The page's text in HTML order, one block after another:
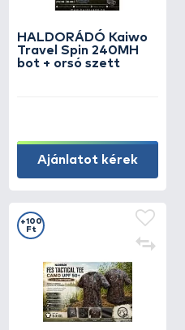
HALDORÁDÓ Kaiwo
Travel Spin 240MH
bot + orsó szett
Ajánlatot kérek
+100
Ft